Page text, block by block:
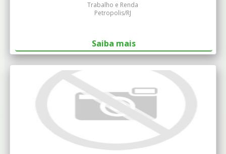
Trabalho e Renda
Petropolis/RJ
Saiba mais